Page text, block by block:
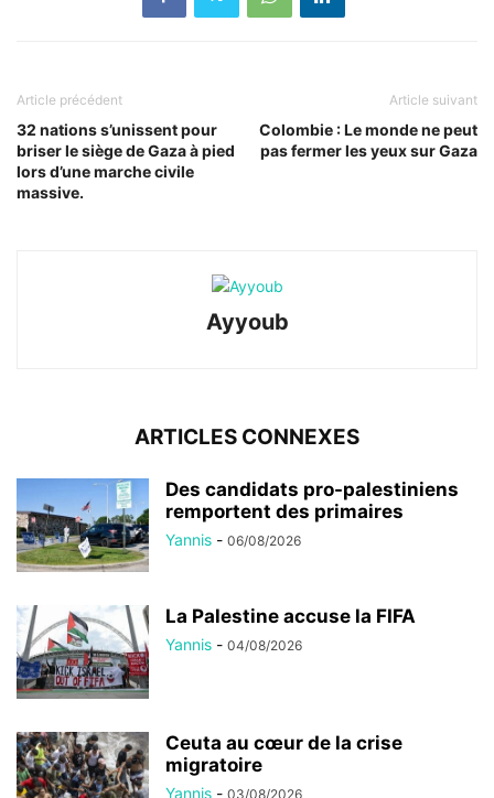
Article précédent
32 nations s’unissent pour
briser le siège de Gaza à pied
lors d’une marche civile
massive.
Article suivant
Colombie : Le monde ne peut
pas fermer les yeux sur Gaza
Ayyoub
ARTICLES CONNEXES
Des candidats pro-palestiniens
remportent des primaires
Yannis - 06/08/2026
La Palestine accuse la FIFA
Yannis - 04/08/2026
Ceuta au cœur de la crise
migratoire
Yannis - 03/08/2026